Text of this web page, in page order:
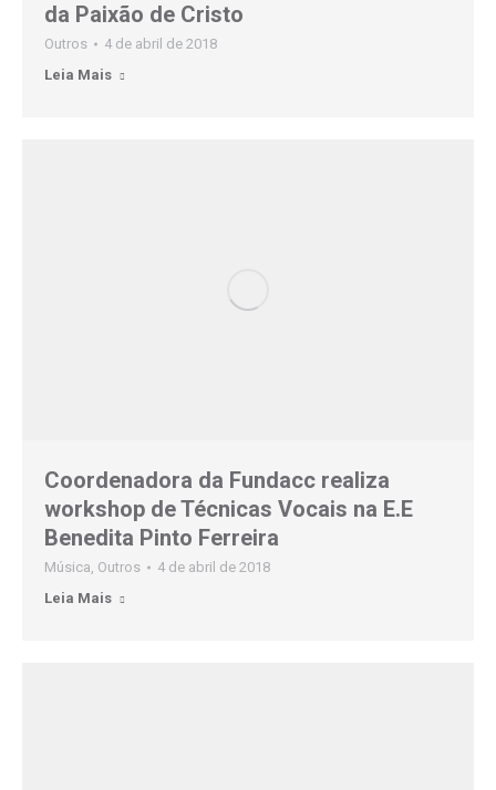
da Paixão de Cristo
Outros
4 de abril de 2018
Leia Mais
Coordenadora da Fundacc realiza
workshop de Técnicas Vocais na E.E
Benedita Pinto Ferreira
Música Outros
4 de abril de 2018
Leia Mais